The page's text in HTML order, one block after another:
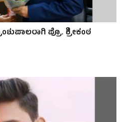
ಪ್ರೊ. ಶ್ರೀಕಂಠ